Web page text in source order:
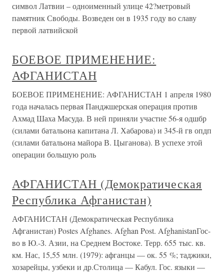
символ Латвии – одноименный улице 42?метровый
памятник Свободы. Возведен он в 1935 году во славу
первой латвийской
БОЕВОЕ ПРИМЕНЕНИЕ:
АФГАНИСТАН
БОЕВОЕ ПРИМЕНЕНИЕ: АФГАНИСТАН 1 апреля 1980
года началась первая Панджшерская операция против
Ахмад Шаха Масуда. В ней приняли участие 56-я одшбр
(силами батальона капитана Л. Хабарова) и 345-й гв опдп
(силами батальона майора В. Цыганова). В успехе этой
операции большую роль
АФГАНИСТАН (Демократическая
Республика Афганистан)
АФГАНИСТАН (Демократическая Республика
Афганистан) Postes Afghanes. Afghan Post. AfghanistanГос-
во в Ю.-З. Азии, на Среднем Востоке. Терр. 655 тыс. кв.
км. Нас, 15,55 млн. (1979): афганцы — ок. 55 %; таджики,
хозарейцы, узбеки и др.Столица — Кабул. Гос. языки —